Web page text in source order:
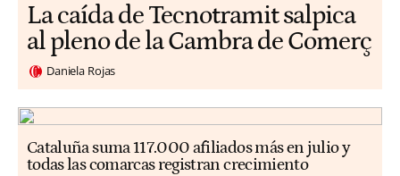
La caída de Tecnotramit salpica
al pleno de la Cambra de Comerç
Daniela Rojas
Cataluña suma 117.000 afiliados más en julio y
todas las comarcas registran crecimiento